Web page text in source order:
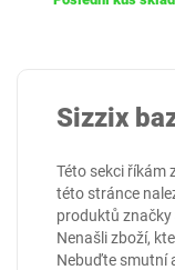
Sizzix
Této sekci říkám
této stránce
produktů značky
Nenašli zboží,
Nebuďte smutní